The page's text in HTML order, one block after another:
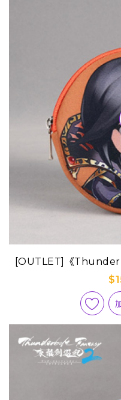
[OUTLET]《
版迷